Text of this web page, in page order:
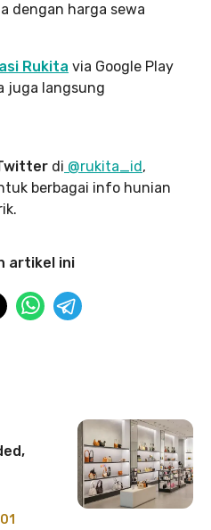
dengan harga sewa
Rukita via Google Play
juga langsung
di @rukita_id ,
berbagai info hunian
artikel ini